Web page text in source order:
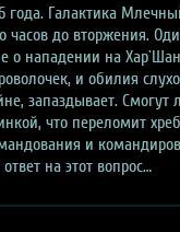
года. Галактика
часов до вторжения.
о нападении на
и обилия
запаздывает. Смогут
что переломит
и
на этот вопрос…